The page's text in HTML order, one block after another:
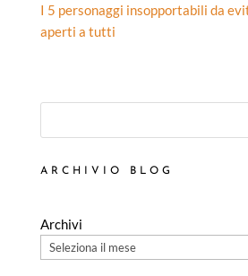
I 5 personaggi insopportabili da
aperti a tutti
ARCHIVIO BLOG
Archivi